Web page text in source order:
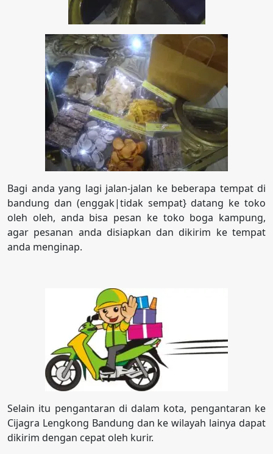
Bagi anda yang lagi jalan-jalan ke beberapa tempat di
bandung dan (enggak|tidak sempat} datang ke toko
oleh oleh, anda bisa pesan ke toko boga kampung,
agar pesanan anda disiapkan dan dikirim ke tempat
anda menginap.
Selain itu pengantaran di dalam kota, pengantaran ke
Cijagra Lengkong Bandung dan ke wilayah lainya dapat
dikirim dengan cepat oleh kurir.